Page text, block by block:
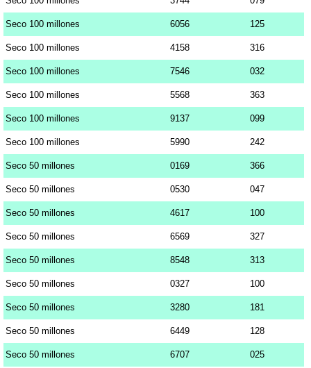
Seco 100 millones 6056 125
Seco 100 millones 4158 316
Seco 100 millones 7546 032
Seco 100 millones 5568 363
Seco 100 millones 9137 099
Seco 100 millones 5990 242
Seco 50 millones 0169 366
Seco 50 millones 0530 047
Seco 50 millones 4617 100
Seco 50 millones 6569 327
Seco 50 millones 8548 313
Seco 50 millones 0327 100
Seco 50 millones 3280 181
Seco 50 millones 6449 128
Seco 50 millones 6707 025